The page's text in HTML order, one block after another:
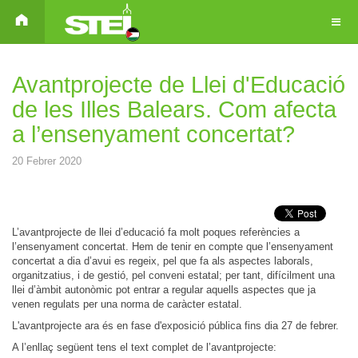
Avantprojecte de Llei d'Educació
de les Illes Balears. Com afecta
a l’ensenyament concertat?
20 Febrer 2020
L’avantprojecte de llei d’educació fa molt poques referències a
l’ensenyament concertat. Hem de tenir en compte que l’ensenyament
concertat a dia d’avui es regeix, pel que fa als aspectes laborals,
organitzatius, i de gestió, pel conveni estatal; per tant, difícilment una
llei d’àmbit autonòmic pot entrar a regular aquells aspectes que ja
venen regulats per una norma de caràcter estatal.
L'avantprojecte ara és en fase d'exposició pública fins dia 27 de febrer.
A l’enllaç següent tens el text complet de l’avantprojecte: